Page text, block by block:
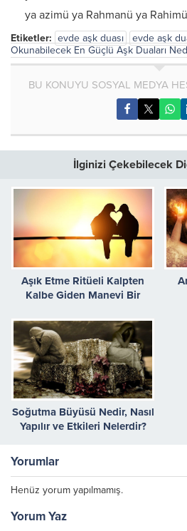
ya azimü ya Rahmanü ya
Etiketler: evde aşk duası evde aşk
Okunabilecek En Güçlü Aşk Duaları
BU KONUYU SOSYAL MEDYA
İlginizi Çekebilecek
Aşık Etme Ritüeli Kalpten
Kalbe Giden Manevi Bir
Soğutma Büyüsü Nedir, Nasıl
Yapılır ve Etkileri Nelerdir?
Yorumlar
Henüz yorum yapılmamış.
Yorum Yaz